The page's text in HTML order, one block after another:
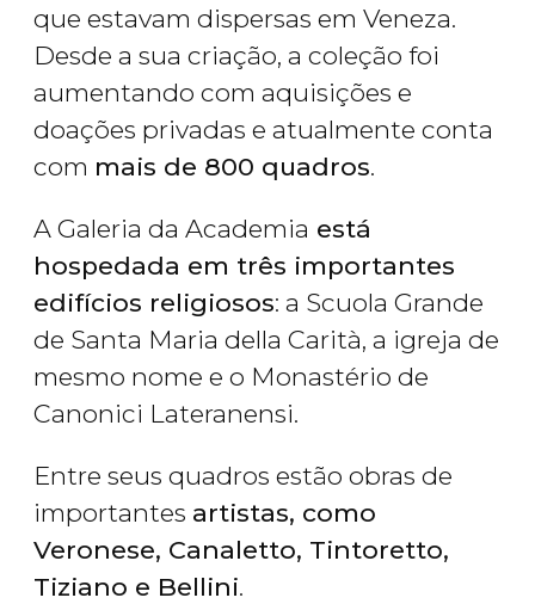
que estavam dispersas em Veneza.
Desde a sua criação, a coleção foi
aumentando com aquisições e
doações privadas e atualmente conta
com mais de 800 quadros.
A Galeria da Academia está
hospedada em três importantes
edifícios religiosos: a Scuola Grande
de Santa Maria della Carità, a igreja de
mesmo nome e o Monastério de
Canonici Lateranensi.
Entre seus quadros estão obras de
importantes artistas, como
Veronese, Canaletto, Tintoretto,
Tiziano e Bellini.